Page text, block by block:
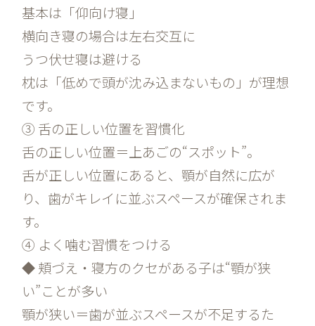
基本は「仰向け寝」
横向き寝の場合は左右交互に
うつ伏せ寝は避ける
枕は「低めで頭が沈み込まないもの」が理想
です。
③ 舌の正しい位置を習慣化
舌の正しい位置＝上あごの“スポット”。
舌が正しい位置にあると、顎が自然に広が
り、歯がキレイに並ぶスペースが確保されま
す。
④ よく噛む習慣をつける
◆ 頬づえ・寝方のクセがある子は“顎が狭
い”ことが多い
顎が狭い＝歯が並ぶスペースが不足するた